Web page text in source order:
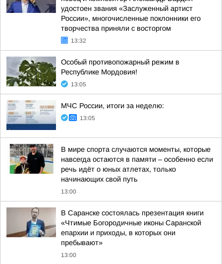
удостоен звания «Заслуженный артист
России», многочисленные поклонники его
творчества приняли с восторгом
13:32
Особый противопожарный режим в
Республике Мордовия!
13:05
МЧС России, итоги за неделю:
13:05
В мире спорта случаются моменты, которые
навсегда остаются в памяти – особенно если
речь идёт о юных атлетах, только
начинающих свой путь
13:00
В Саранске состоялась презентация книги
«Чтимые Богородичные иконы Саранской
епархии и приходы, в которых они
пребывают»
13:00